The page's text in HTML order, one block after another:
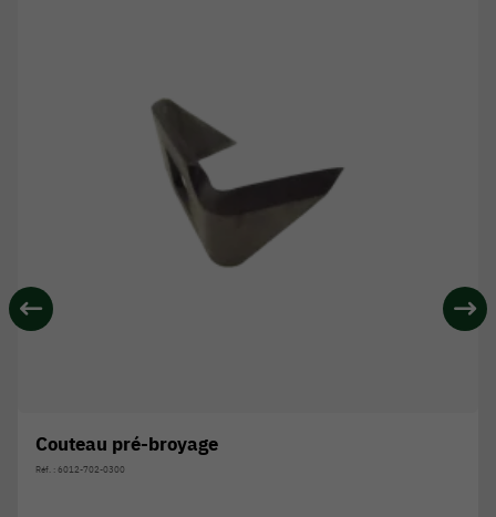
Couteau pré-broyage
Réf. : 6012-702-0300